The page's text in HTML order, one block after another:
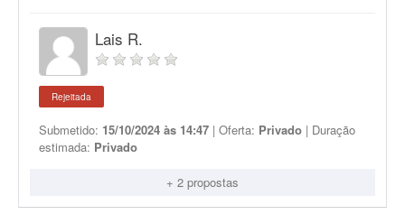
Lais R.
Rejeitada
Submetido: 15/10/2024 às 14:47 | Oferta: Privado | Duração
estimada: Privado
+ 2 propostas